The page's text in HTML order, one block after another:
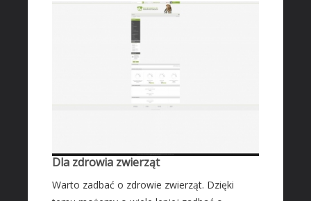
Dietetyka, Odchudzanie
Kosmetyki
Dla zdrowia zwierząt
Warto zadbać o zdrowie zwierząt. Dzięki